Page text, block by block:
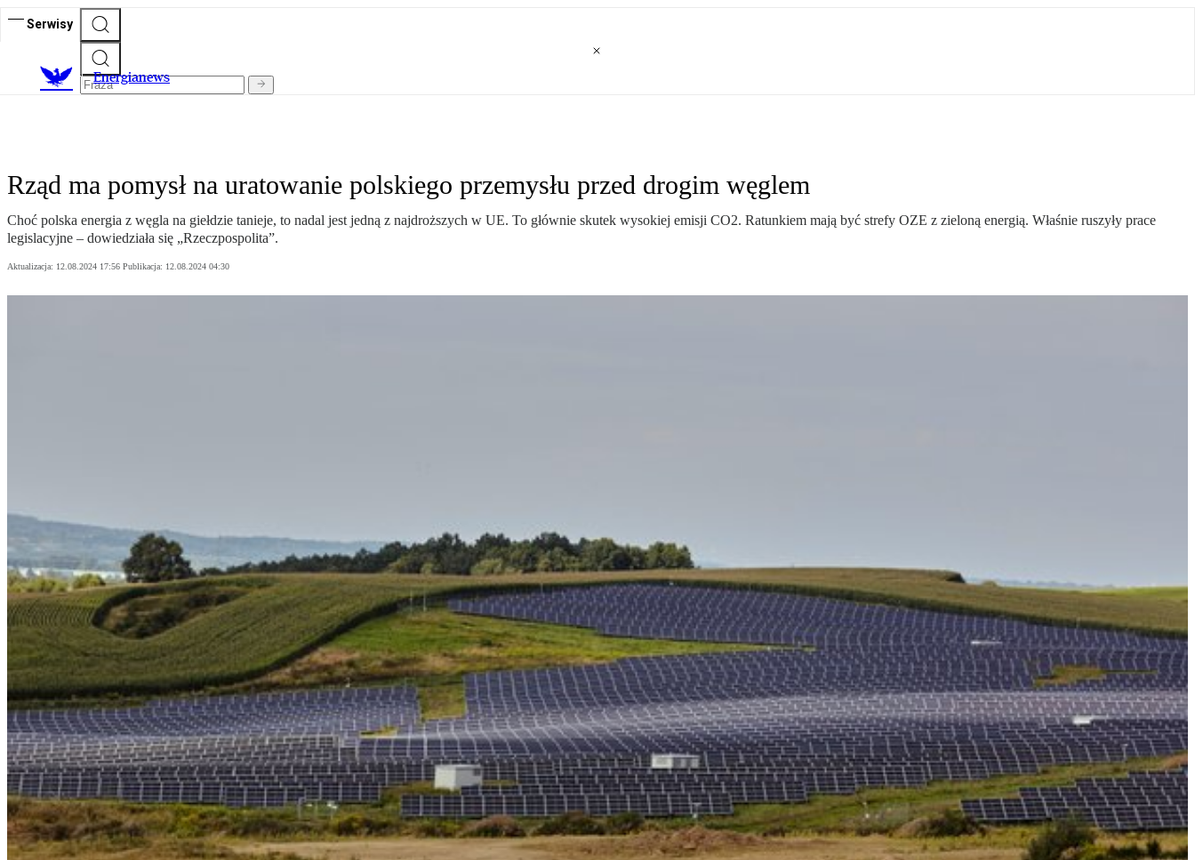
Serwisy
Energianews
Rząd ma pomysł na uratowanie polskiego przemysłu przed drogim węglem
Choć polska energia z węgla na giełdzie tanieje, to nadal jest jedną z najdroższych w UE. To głównie skutek wysokiej emisji CO2. Ratunkiem mają być strefy OZE z zieloną energią. Właśnie ruszyły prace
legislacyjne – dowiedziała się „Rzeczpospolita”.
Aktualizacja: 12.08.2024 17:56 Publikacja: 12.08.2024 04:30